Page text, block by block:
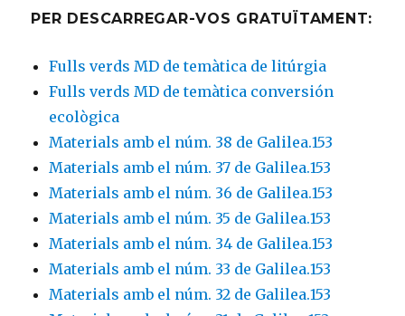
PER DESCARREGAR-VOS GRATUÏTAMENT:
Fulls verds MD de temàtica de litúrgia
Fulls verds MD de temàtica conversión
ecològica
Materials amb el núm. 38 de Galilea.153
Materials amb el núm. 37 de Galilea.153
Materials amb el núm. 36 de Galilea.153
Materials amb el núm. 35 de Galilea.153
Materials amb el núm. 34 de Galilea.153
Materials amb el núm. 33 de Galilea.153
Materials amb el núm. 32 de Galilea.153